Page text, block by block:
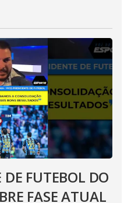
DE FUTEBOL DO
FASE ATUAL